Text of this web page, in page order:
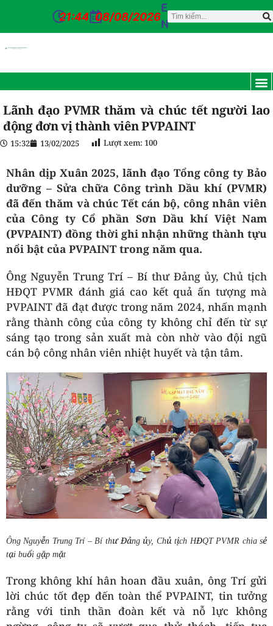
21:44 08/08/2026
E
N
Lãnh đạo PVMR thăm và chúc tết người lao
động đơn vị thành viên PVPAINT
15:32 13/02/2025 Lượt xem: 100
Nhân dịp Xuân 2025, lãnh đạo Tổng công ty Bảo
dưỡng – Sửa chữa Công trình Dầu khí (PVMR)
đã đến thăm và chúc Tết cán bộ, công nhân viên
của Công ty Cổ phần Sơn Dầu khí Việt Nam
(PVPAINT) đồng thời ghi nhận những thành tựu
nổi bật của PVPAINT trong năm qua.
Ông Nguyễn Trung Trí – Bí thư Đảng ủy, Chủ tịch
HĐQT PVMR đánh giá cao kết quả ấn tượng mà
PVPAINT đã đạt được trong năm 2024, nhấn mạnh
rằng thành công của công ty không chỉ đến từ sự
sáng tạo trong sản xuất mà còn nhờ vào đội ngũ
cán bộ công nhân viên nhiệt huyết và tận tâm.
ÔngNguyễn Trung Trí – Bí thư Đảng ủy, Chủ tịch HĐQT PVMR chia sẻ
tại buổi gặp mặt
Trong không khí hân hoan đầu xuân, ông Trí gửi
lời chúc tốt đẹp đến toàn thể PVPAINT, tin tưởng
rằng với tinh thần đoàn kết và nỗ lực không